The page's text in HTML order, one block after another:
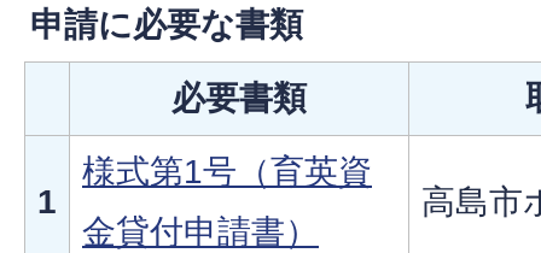
申請に必要な書類
必要書類
1
様式第1号（育英資
金貸付申請書）
高島市